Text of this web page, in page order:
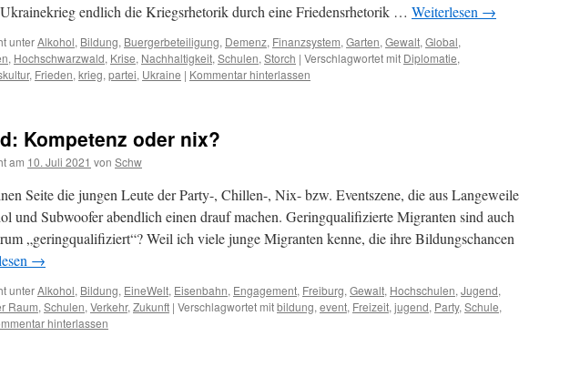
endlich die Kriegsrhetorik durch eine Friedensrhetorik … Weiterlesen →
unterAlkohol, Bildung, Buergerbeteiligung, Demenz, Finanzsystem, Garten, Gewalt, Global,
, Hochschwarzwald, Krise, Nachhaltigkeit, Schulen, Storch | Verschlagwortet mit Diplomatie,
, Frieden, krieg, partei, Ukraine | Kommentar hinterlassen
Kompetenz oder nix?
am 10. Juli 2021 von Schw
Seite die jungen Leute der Party-, Chillen-, Nix- bzw. Eventszene, die aus Langeweile
und Subwoofer abendlich einen drauf machen. Geringqualifizierte Migranten sind auch
„geringqualifiziert“? Weil ich viele junge Migranten kenne, die ihre Bildungschancen
→
unterAlkohol, Bildung, EineWelt, Eisenbahn, Engagement, Freiburg, Gewalt, Hochschulen, Jugend,
Raum, Schulen, Verkehr, Zukunft | Verschlagwortet mitbildung, event, Freizeit, jugend, Party, Schule,
hinterlassen